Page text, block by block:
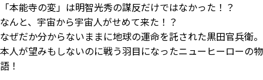
「本能寺の変」は明智光秀の謀反だけではなかった！？
なんと、宇宙から宇宙人がせめて来た！？
なぜだか分からないままに地球の運命を託された黒田官兵衛。
本人が望みもしないのに戦う羽目になったニューヒーローの物
語！